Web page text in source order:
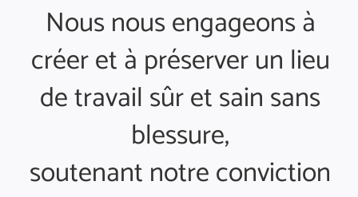
Nous nous engageons à
créer et à préserver un lieu
de travail sûr et sain sans
blessure,
soutenant notre conviction